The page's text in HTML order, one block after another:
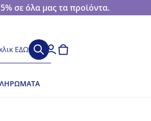
σε όλα μας τα προϊόντα.
ΕΔΩ